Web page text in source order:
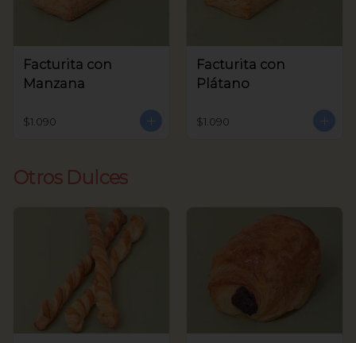
Facturita con
Manzana
$1.090
Facturita con
Plátano
$1.090
Otros Dulces